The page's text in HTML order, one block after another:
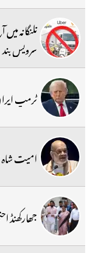
تلنگانہ
سرویس بند
ٹرمپ
امیت شاہ بھارتیہ